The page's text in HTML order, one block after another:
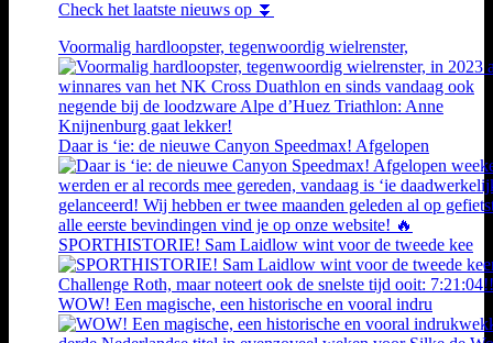
Check het laatste nieuws op ⏬
Voormalig hardloopster, tegenwoordig wielrenster,
Daar is ‘ie: de nieuwe Canyon Speedmax! Afgelopen
SPORTHISTORIE! Sam Laidlow wint voor de tweede kee
WOW! Een magische, een historische en vooral indru